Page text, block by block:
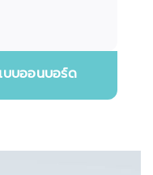
บบออนบอร์ด